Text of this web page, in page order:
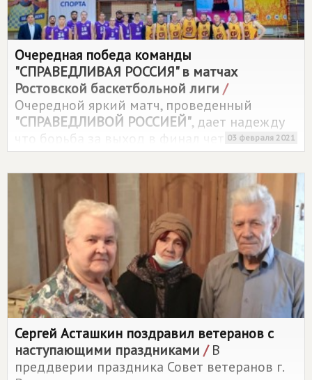
Очередная победа команды
"СПРАВЕДЛИВАЯ РОССИЯ" в матчах
Ростовской баскетбольной лиги /
Очередной яркий матч, проведенный
"СПРАВЕДЛИВОЙ РОССИЕЙ", дает надежду
что борьба за выход в финал четырех будет
жаркой.
03 февраля 2021
Сергей Асташкин поздравил ветеранов с
наступающими праздниками /В
преддверии праздника Совет ветеранов г.